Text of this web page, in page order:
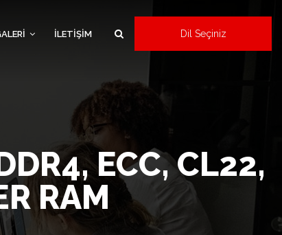
İLETİŞİM Dil Seçiniz
ECC, CL22,
RAM